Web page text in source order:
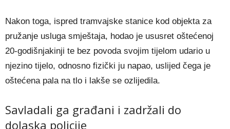
Nakon toga, ispred tramvajske stanice kod objekta za
pružanje usluga smještaja, hodao je ususret oštećenoj
20-godišnjakinji te bez povoda svojim tijelom udario u
njezino tijelo, odnosno fizički ju napao, uslijed čega je
oštećena pala na tlo i lakše se ozlijedila.
Savladali ga građani i zadržali do
dolaska policije